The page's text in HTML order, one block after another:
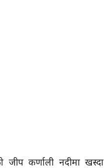
जीप कर्णाली नदीमा खस्दा